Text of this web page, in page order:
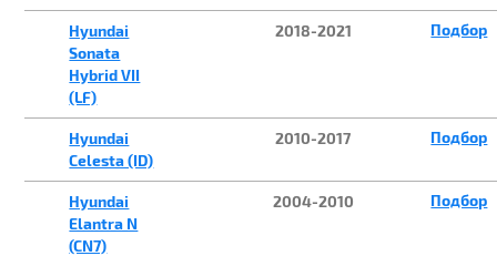
Hyundai
Sonata
Hybrid VII
(LF)
2018-2021 Подбор
Hyundai
Celesta (ID)
2010-2017 Подбор
Hyundai
Elantra N
(CN7)
2004-2010 Подбор